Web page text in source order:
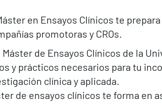
en Ensayos Clínicos te
promotoras y CROs.
Máster de Ensayos Clínicos de la
y prácticos necesarios para tu
clínica y aplicada.
de ensayos clínicos te forma en